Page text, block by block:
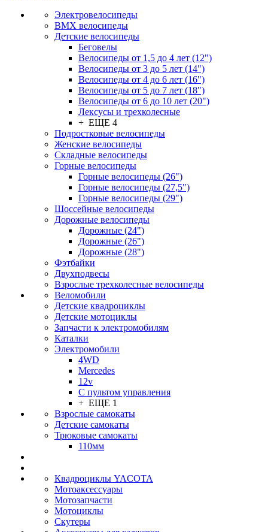
Электровелосипеды
BMX велосипеды
Детские велосипеды
Беговелы
Велосипеды от 1,5 до 4 лет (12")
Велосипеды от 3 до 5 лет (14")
Велосипеды от 4 до 6 лет (16")
Велосипеды от 5 до 7 лет (18")
Велосипеды от 6 до 10 лет (20")
Лексусы и трехколесные
+ ЕЩЕ 4
Подростковые велосипеды
Женские велосипеды
Складные велосипеды
Горные велосипеды
Горные велосипеды (26")
Горные велосипеды (27,5")
Горные велосипеды (29")
Шоссейные велосипеды
Дорожные велосипеды
Дорожные (24")
Дорожные (26")
Дорожные (28")
Фэтбайки
Двухподвесы
Взрослые трехколесные велосипеды
Веломобили
Детские квадроциклы
Детские мотоциклы
Запчасти к электромобилям
Каталки
Электромобили
4WD
Mercedes
12v
С пультом управления
+ ЕЩЕ 1
Взрослые самокаты
Детские самокаты
Трюковые самокаты
110мм
Квадроциклы YACOTA
Мотоаксессуары
Мотозапчасти
Мотоциклы
Скутеры